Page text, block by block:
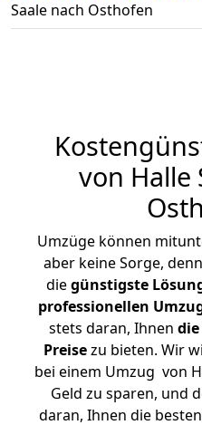
Saale nach Osthofen
von Halle
Umzüge können
aber keine Sorge,
diegünstigste
professionellen
stets daran, Ihnen
Preisezu bieten. Wir
bei einem Umzug von
Geld zu sparen, und
daran, Ihnen die